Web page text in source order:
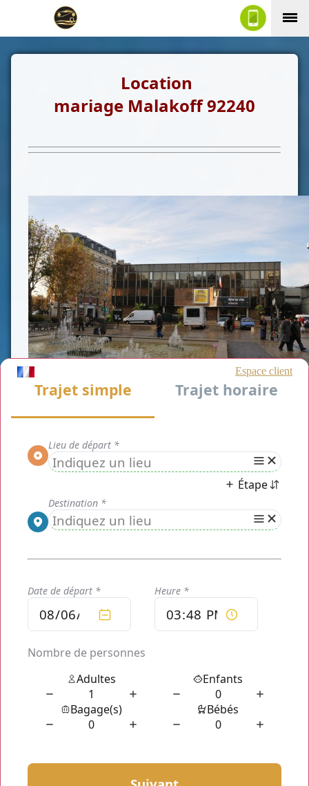
Location
mariage Malakoff92240